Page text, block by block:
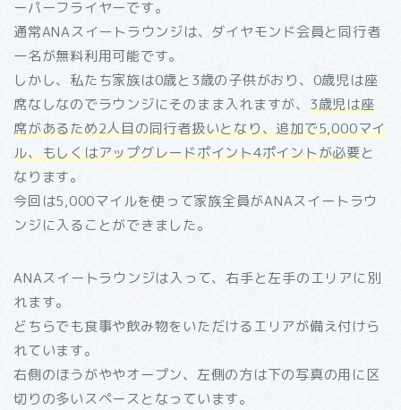
ーパーフライヤーです。
通常ANAスイートラウンジは、ダイヤモンド会員と同行者
一名が無料利用可能です。
しかし、私たち家族は0歳と3歳の子供がおり、0歳児は座
席なしなのでラウンジにそのまま入れますが、 3歳児は座
席があるため2人目の同行者扱いとなり、追加で5,000マイ
ル、もしくはアップグレードポイント4ポイントが必要と
なります。
今回は5,000マイルを使って家族全員がANAスイートラウ
ンジに入ることができました。
ANAスイートラウンジは入って、右手と左手のエリアに別
れます。
どちらでも食事や飲み物をいただけるエリアが備え付けら
れています。
右側のほうがややオープン、左側の方は下の写真の用に区
切りの多いスペースとなっています。